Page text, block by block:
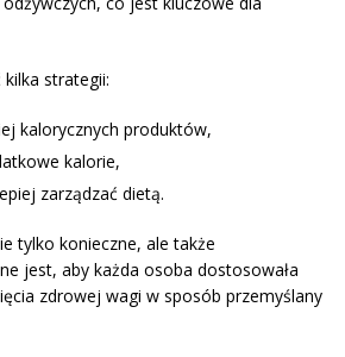
strategii:
kalorycznych produktów,
kalorie,
zarządzać dietą.
tylko konieczne, ale także
jest, aby każda osoba dostosowała
zdrowej wagi w sposób przemyślany